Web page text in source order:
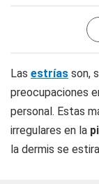
Las estrías son,
preocupaciones
personal. Estas
irregulares en la
la dermis se